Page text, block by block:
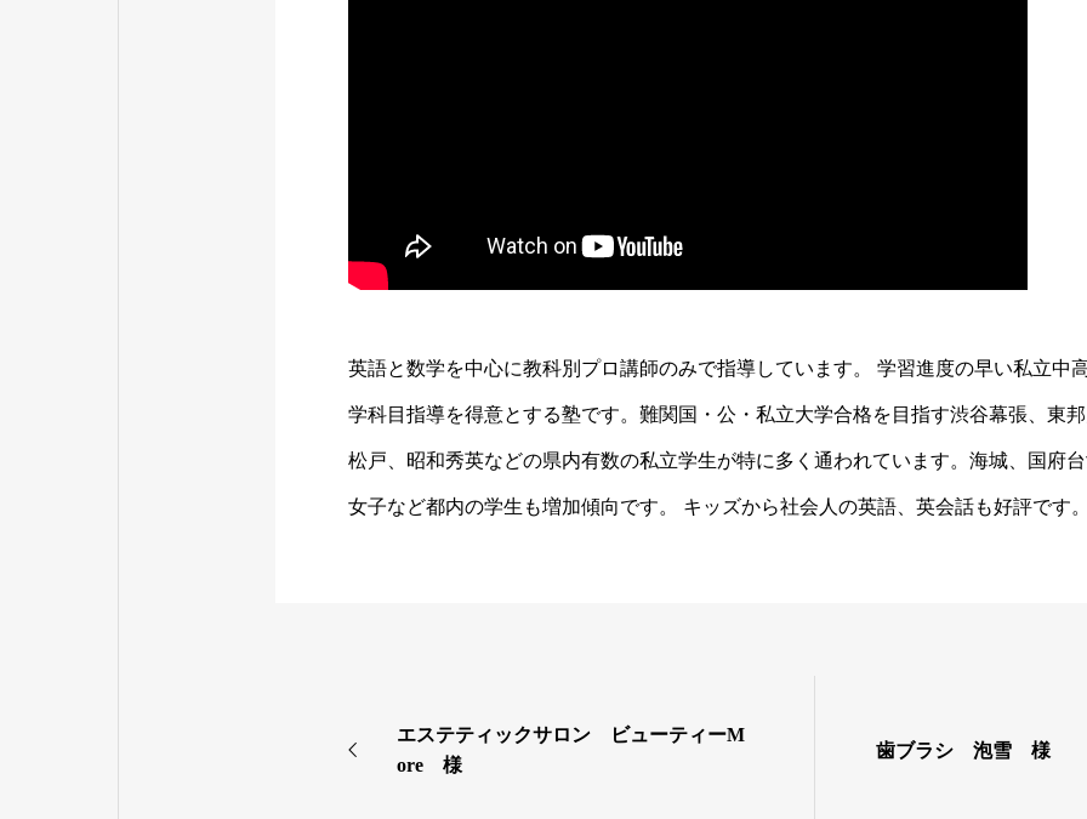
英語と数学を中心に教科別プロ講師のみで指導しています。 学習進度の早い私立中
学科目指導を得意とする塾です。難関国・公・私立大学合格を目指す渋谷幕張、東
松戸、昭和秀英などの県内有数の私立学生が特に多く通われています。海城、国府
女子など都内の学生も増加傾向です。 キッズから社会人の英語、英会話も好評です
エステティックサロン ビューティーM
ore 様
歯ブラシ 泡雪 様